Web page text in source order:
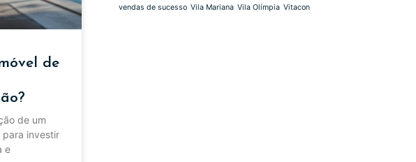
de
de um
para investir
e
vendas de sucesso Vila Mariana Vila Olímpia Vitacon